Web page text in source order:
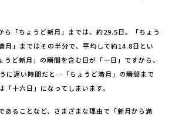
ら「ちょうど新月」までは、約29.5日。「ちょう
月」まではその半分で、平均して約14.8日とい
うど新月」の瞬間を含む日が「一日」ですから、
に遅い時間だと…「ちょうど満月」の瞬間まで
十六日」になってしまいます。
あることなど、さまざまな理由で「新月から満